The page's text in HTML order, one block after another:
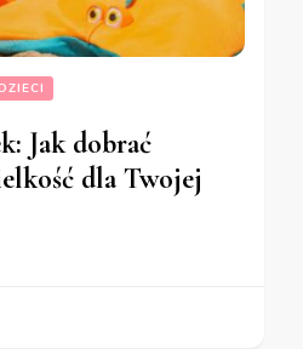
Jak dobrać
dla Twojej